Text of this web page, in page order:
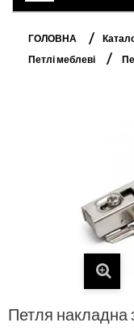
ГОЛОВНА
Петлі меблеві
Петля накладна